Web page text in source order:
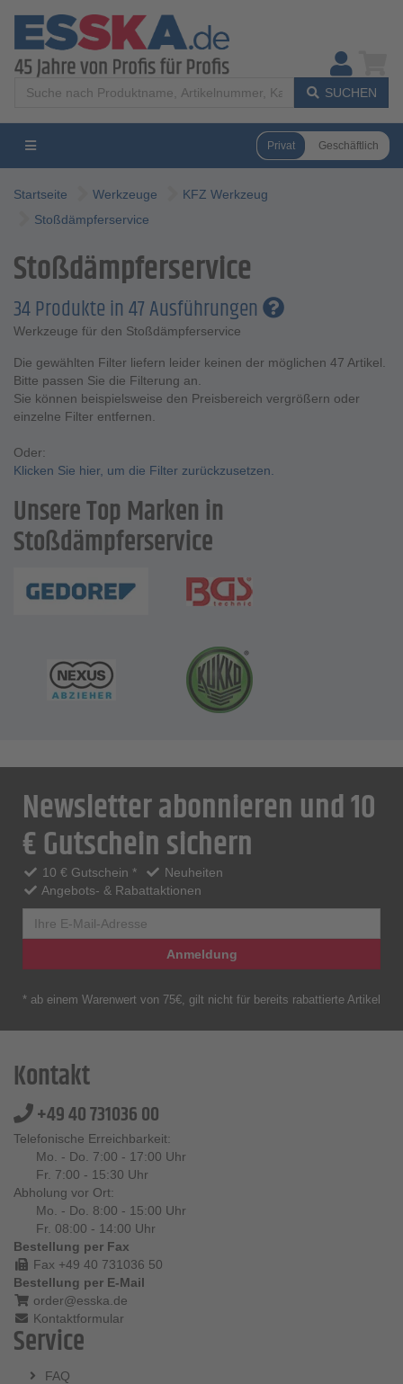
SUCHEN
Privat Geschäftlich
Startseite Werkzeuge
KFZ Werkzeug
Stoßdämpferservice
Stoßdämpferservice
34 Produkte in 47 Ausführungen
Werkzeuge für den Stoßdämpferservice
Die gewählten Filter liefern leider keinen der möglichen 47 Artikel.
Bitte passen Sie die Filterung an.
Sie können beispielsweise den Preisbereich vergrößern oder
einzelne Filter entfernen.
Oder:
Klicken Sie hier, um die Filter zurückzusetzen.
Unsere Top Marken in
Stoßdämpferservice
Newsletter abonnieren und 10
€ Gutschein sichern
10 € Gutschein *
Neuheiten
Angebots- & Rabattaktionen
Anmeldung
* ab einem Warenwert von 75€, gilt nicht für bereits rabattierte Artikel
Kontakt
+49 40 731036 00
Telefonische Erreichbarkeit:
Mo. - Do. 7:00 - 17:00 Uhr
Fr. 7:00 - 15:30 Uhr
Abholung vor Ort:
Mo. - Do. 8:00 - 15:00 Uhr
Fr. 08:00 - 14:00 Uhr
Bestellung per Fax
Fax +49 40 731036 50
Bestellung per E-Mail
order@esska.de
Kontaktformular
Service
FAQ